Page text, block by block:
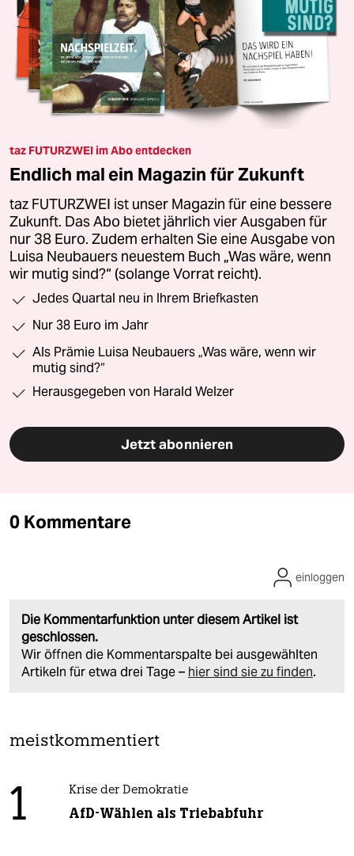
taz FUTURZWEI im Abo entdecken
Endlich mal ein Magazin für Zukunft
taz FUTURZWEI ist unser Magazin für eine bessere
Zukunft. Das Abo bietet jährlich vier Ausgaben für
nur 38 Euro. Zudem erhalten Sie eine Ausgabe von
Luisa Neubauers neuestem Buch „Was wäre, wenn
wir mutig sind?“ (solange Vorrat reicht).
Jedes Quartal neu in Ihrem Briefkasten
Nur 38 Euro im Jahr
Als Prämie Luisa Neubauers „Was wäre, wenn wir
mutig sind?“
Herausgegeben von Harald Welzer
Jetzt abonnieren
0 Kommentare
Die Kommentarfunktion unter diesem Artikel ist
geschlossen.
Wir öffnen die Kommentarspalte bei ausgewählten
Artikeln für etwa drei Tage – hier sind sie zu finden.
einloggen
meistkommentiert
1 Krise der Demokratie
AfD-Wählen als Triebabfuhr